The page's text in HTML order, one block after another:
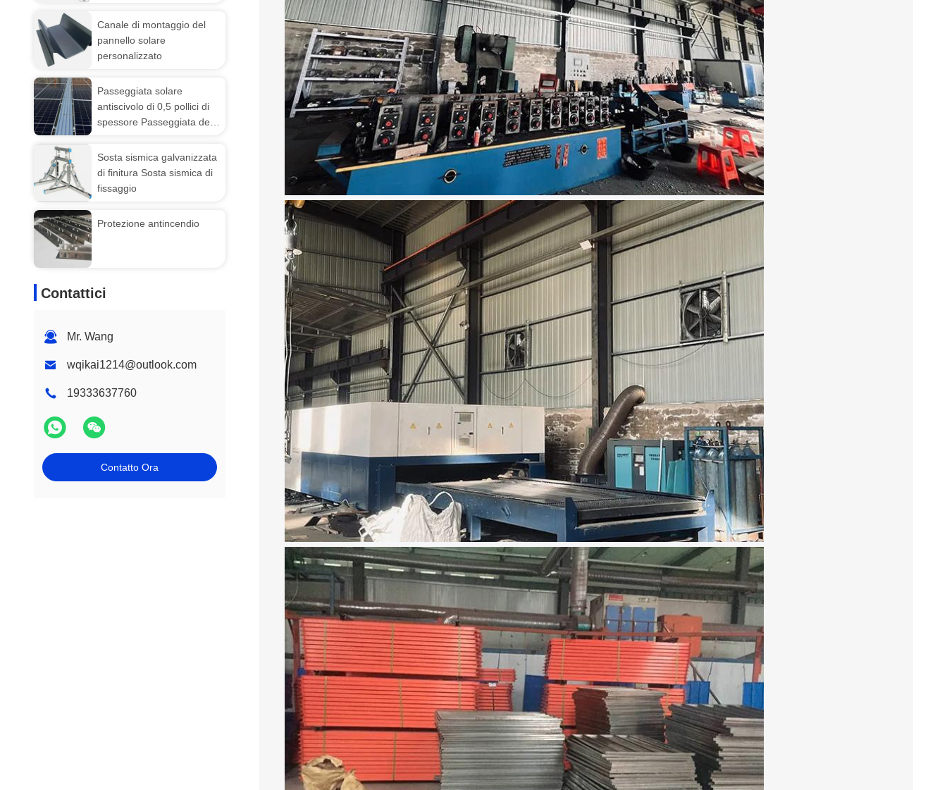
Canale di montaggio del
pannello solare
personalizzato
Passeggiata solare
antiscivolo di 0,5 pollici di
spessore Passeggiata del
Sosta sismica galvanizzata
di finitura Sosta sismica di
fissaggio
Protezione antincendio
Contattici
Mr. Wang
wqikai1214@outlook.com
19333637760
Contatto Ora